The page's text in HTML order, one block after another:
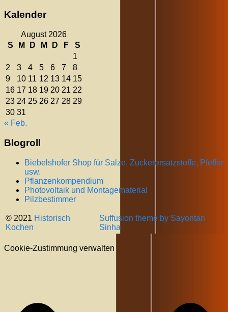
Kalender
August 2026
S
M D M D F
S
1
2
3 4 5 6 7
8
9
10 11 12 13 14 15
16 17 18 19 20 21 22
23 24 25 26 27 28 29
30 31
« Feb.
Blogroll
Biebelshofer Shop für Salze, Zuckerersatzstoffe, Pfeffer
usw.
Pflanzenkompendium
Photovoltaik und Montagematerial
Pilzbestimmer
© 2021 Historisch
Kochen
Suffusion theme by Sayontan
Sinha
Cookie-Zustimmung verwalten